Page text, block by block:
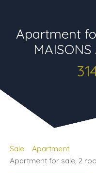
Apartment
Sale
Apartment
Apartment for sale, 2